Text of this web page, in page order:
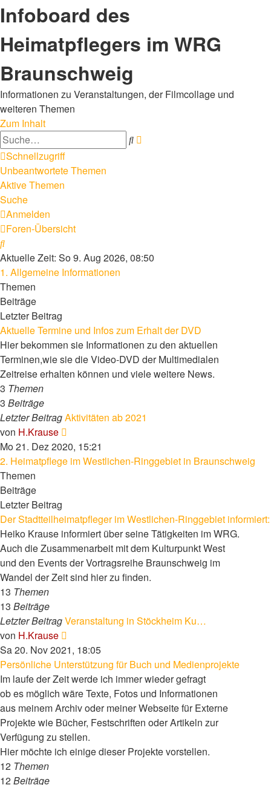
Infoboard des
Heimatpflegers im WRG
Braunschweig
Informationen zu Veranstaltungen, der Filmcollage und
weiteren Themen
Zum Inhalt
Suche
Schnellzugriff
Unbeantwortete Themen
Aktive Themen
Suche
Anmelden
Foren-Übersicht
Suche
Aktuelle Zeit: So 9. Aug 2026, 08:50
1. Allgemeine Informationen
Themen
Beiträge
Letzter Beitrag
Aktuelle Termine und Infos zum Erhalt der DVD
Hier bekommen sie Informationen zu den aktuellen
Terminen,wie sie die Video-DVD der Multimedialen
Zeitreise erhalten können und viele weitere News.
3 Themen
3 Beiträge
Letzter BeitragAktivitäten ab 2021
von H.Krause
Beitrag
Mo 21. Dez 2020, 15:21
2. Heimatpflege im Westlichen-Ringgebiet in Braunschweig
Themen
Beiträge
Letzter Beitrag
Der Stadtteilheimatpfleger im Westlichen-Ringgebiet informiert:
Heiko Krause informiert über seine Tätigkeiten im WRG.
Auch die Zusammenarbeit mit dem Kulturpunkt West
und den Events der Vortragsreihe Braunschweig im
Wandel der Zeit sind hier zu finden.
13 Themen
13 Beiträge
Letzter BeitragVeranstaltung in Stöckheim Ku…
von H.Krause
Beitrag
Sa 20. Nov 2021, 18:05
Persönliche Unterstützung für Buch und Medienprojekte
Im laufe der Zeit werde ich immer wieder gefragt
ob es möglich wäre Texte, Fotos und Informationen
aus meinem Archiv oder meiner Webseite für Externe
Projekte wie Bücher, Festschriften oder Artikeln zur
Verfügung zu stellen.
Hier möchte ich einige dieser Projekte vorstellen.
12 Themen
12Beiträge